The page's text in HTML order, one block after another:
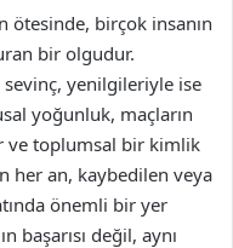
ötesinde, birçok insanın
bir olgudur.
sevinç, yenilgileriyle ise
yoğunluk, maçların
ve toplumsal bir kimlik
her an, kaybedilen veya
önemli bir yer
başarısı değil, aynı